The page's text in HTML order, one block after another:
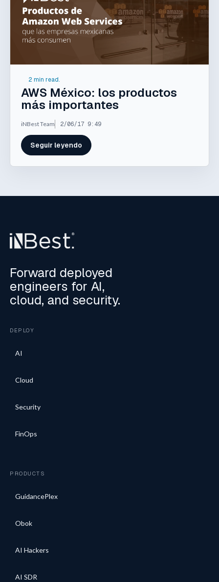
2 min read.
AWS México: los productos
más importantes
iNBest Team 2/06/17 9:49
Seguir leyendo
Forward deployed
engineers for AI,
cloud, and security.
DEPLOY
AI
Cloud
Security
FinOps
PRODUCTS
GuidancePlex
Obok
AI Hackers
AI SDR